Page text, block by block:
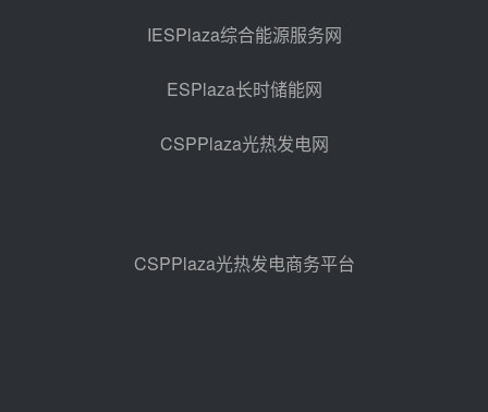
光热示范电站二列蒸汽发生器设备
亚核阀业中标天山北麓100MW光
热发电工程EPC总承包项目熔盐截
止阀、熔盐三偏心蝶阀采购
08-05 17:15
包项目熔盐介质超声波流量计采购
08-05 17:09
IESPlaza综合能源服务网
ESPlaza长时储能网
CSPPlaza光热发电网
CSPPlaza光热发电商务平台